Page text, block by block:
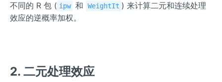
不同的 R 包 ( ipw 和 WeightIt ) 来计算二元和连续处理
效应的逆概率加权。
2. 二元处理效应